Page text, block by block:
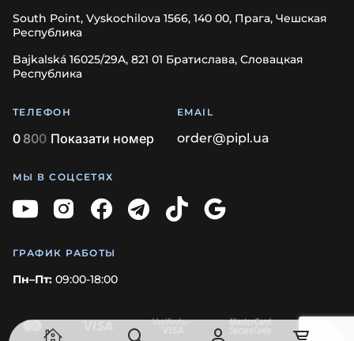
South Point, Vyskochilova 1566, 140 00, Прага, Чешская
Республика
Bajkalská 16025/29A, 821 01 Братислава, Словацкая
Республика
ТЕЛЕФОН
0 800 Показати номер
EMAIL
order@pipl.ua
МЫ В СОЦСЕТЯХ
ГРАФИК РАБОТЫ
Пн–Пт: 09:00-18:00